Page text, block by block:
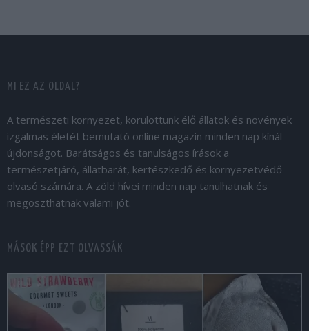
MI EZ AZ OLDAL?
A természeti környezet, körülöttünk élő állatok és növények
izgalmas életét bemutató online magazin minden nap kínál
újdonságot. Barátságos és tanulságos írások a
természetjáró, állatbarát, kertészkedő és környezetvédő
olvasó számára. A zöld hívei minden nap tanulhatnak és
megoszthatnak valami jót.
MÁSOK ÉPP EZT OLVASSÁK